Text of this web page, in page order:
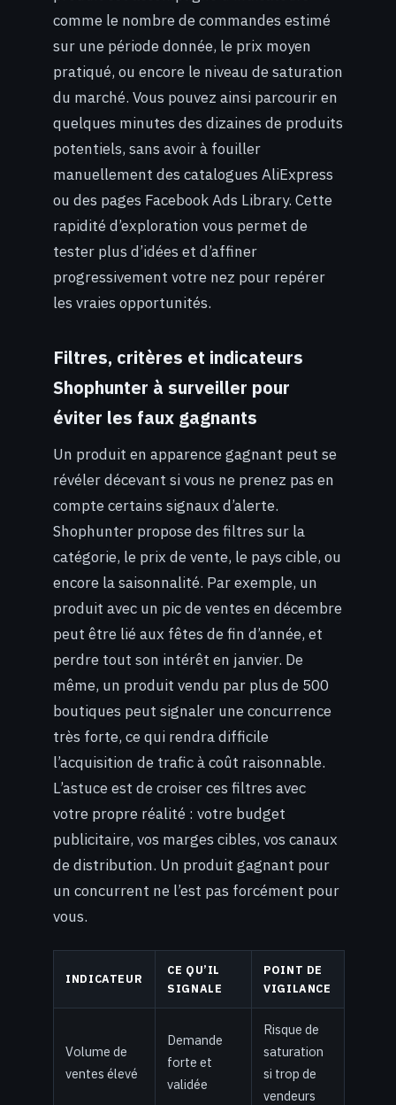
comme le nombre de commandes estimé
sur une période donnée, le prix moyen
pratiqué, ou encore le niveau de saturation
du marché. Vous pouvez ainsi parcourir en
quelques minutes des dizaines de produits
potentiels, sans avoir à fouiller
manuellement des catalogues AliExpress
ou des pages Facebook Ads Library. Cette
rapidité d’exploration vous permet de
tester plus d’idées et d’affiner
progressivement votre nez pour repérer
les vraies opportunités.
Filtres, critères et indicateurs
Shophunter à surveiller pour
éviter les faux gagnants
Un produit en apparence gagnant peut se
révéler décevant si vous ne prenez pas en
compte certains signaux d’alerte.
Shophunter propose des filtres sur la
catégorie, le prix de vente, le pays cible, ou
encore la saisonnalité. Par exemple, un
produit avec un pic de ventes en décembre
peut être lié aux fêtes de fin d’année, et
perdre tout son intérêt en janvier. De
même, un produit vendu par plus de 500
boutiques peut signaler une concurrence
très forte, ce qui rendra difficile
l’acquisition de trafic à coût raisonnable.
L’astuce est de croiser ces filtres avec
votre propre réalité : votre budget
publicitaire, vos marges cibles, vos canaux
de distribution. Un produit gagnant pour
un concurrent ne l’est pas forcément pour
vous.
INDICATEUR
CE QU’IL
SIGNALE
POINT DE
VIGILANCE
Volume de
ventes élevé
Demande
forte et
validée
Risque de
saturation
si trop de
vendeurs